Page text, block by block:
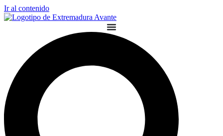
Ir al contenido